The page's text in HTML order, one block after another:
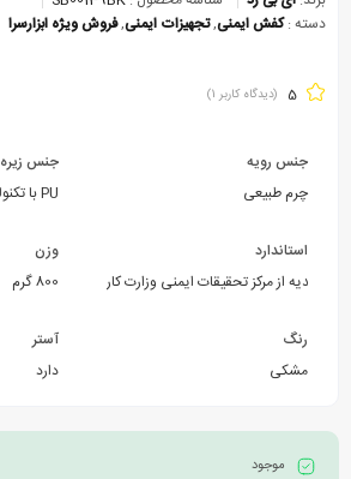
دسته :کفش ایمنی,تجهیزات ایمنی,فروش ویژه ابزارسرا
5 (دیدگاه کاربر 1
)
جنس رویه
چرم طبیعی
جنس زیره
PU با تکنولوژی تزریق مستقیم
استاندارد
تاییدیه از مرکز تحقیقات ایمنی وزارت کار
وزن
800 گرم
رنگ
مشکی
آستر
دارد
موجود